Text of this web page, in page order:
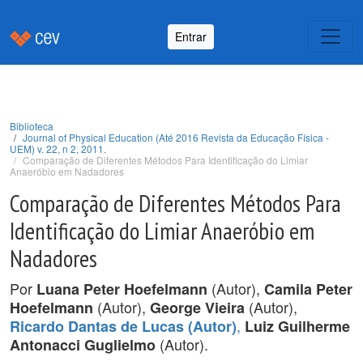
Entrar
Biblioteca
Journal of Physical Education (Até 2016 Revista da Educação Física -
UEM) v. 22, n 2, 2011.
Comparação de Diferentes Métodos Para Identificação do Limiar
Anaeróbio em Nadadores
Comparação de Diferentes Métodos Para
Identificação do Limiar Anaeróbio em
Nadadores
Por Luana Peter Hoefelmann (Autor), Camila Peter
Hoefelmann (Autor), George Vieira (Autor),
Ricardo Dantas de Lucas (Autor), Luiz Guilherme
Antonacci Guglielmo (Autor).